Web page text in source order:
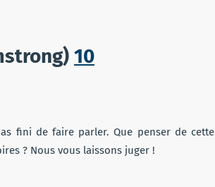
10
fini de faire parler. Que penser de cette
? Nous vous laissons juger !